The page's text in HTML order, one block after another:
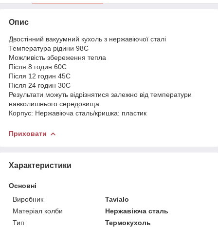
Опис
Двостінний вакуумний кухоль з нержавіючої сталі
Температура рідини 98С
Можливість збереження тепла
Після 8 годин 60С
Після 12 годин 45С
Після 24 годин 30С
Результати можуть відрізнятися залежно від температури
навколишнього середовища.
Корпус: Нержавіюча сталь/кришка: пластик
Приховати
Характеристики
Основні
Виробник
Tavialo
Матеріал колби
Нержавіюча сталь
Тип
Термокухоль